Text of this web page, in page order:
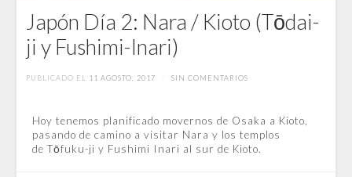
Japón Día 2: Nara / Kioto (Tōdai-
ji y Fushimi-Inari)
PUBLICADO EL 11 AGOSTO, 2017 SIN COMENTARIOS
Hoy tenemos planificado movernos de Osaka a Kioto,
pasando de camino a visitar Nara y los templos
de Tōfuku-ji y Fushimi Inari al sur de Kioto.